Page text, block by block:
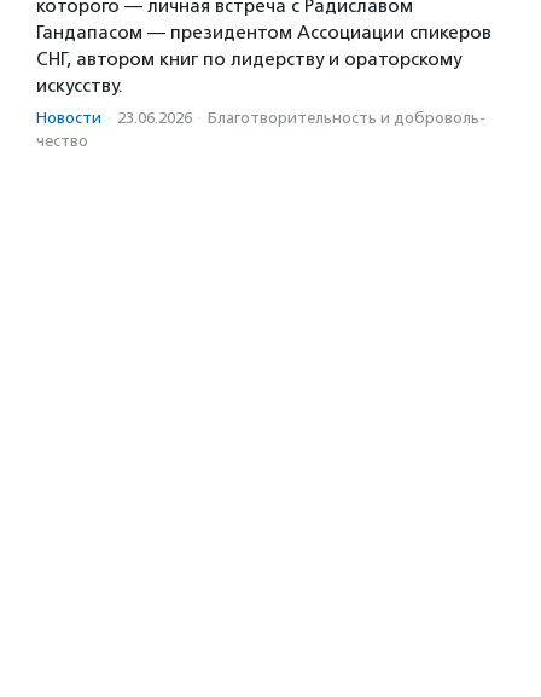
которого — личная встреча с Радиславом
Гандапасом — президентом Ассоциации спикеров
СНГ, автором книг по лидерству и ораторскому
искусству.
Новости · 23.06.2026 · Благотвори­тель­ность и доброволь­
чест­во